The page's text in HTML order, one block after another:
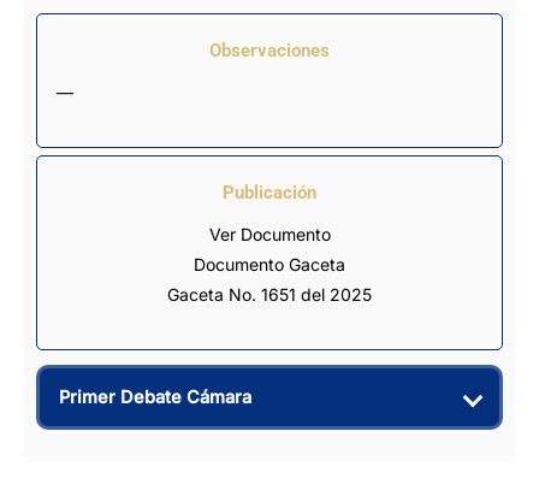
Observaciones
—
Publicación
Ver Documento
Documento Gaceta
Gaceta No. 1651 del 2025
Primer Debate Cámara